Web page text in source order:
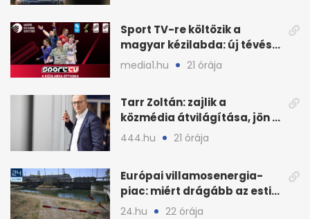
Sport TV-re költözik a
magyar kézilabda: új tévés
megállapodás
media1.hu 21 órája
Tarr Zoltán: zajlik a
közmédia átvilágítása, jön a
nyilvános véleményezés
444.hu 21 órája
Európai villamosenergia-
piac: miért drágább az esti
áram Magyarországon
24.hu 22 órája